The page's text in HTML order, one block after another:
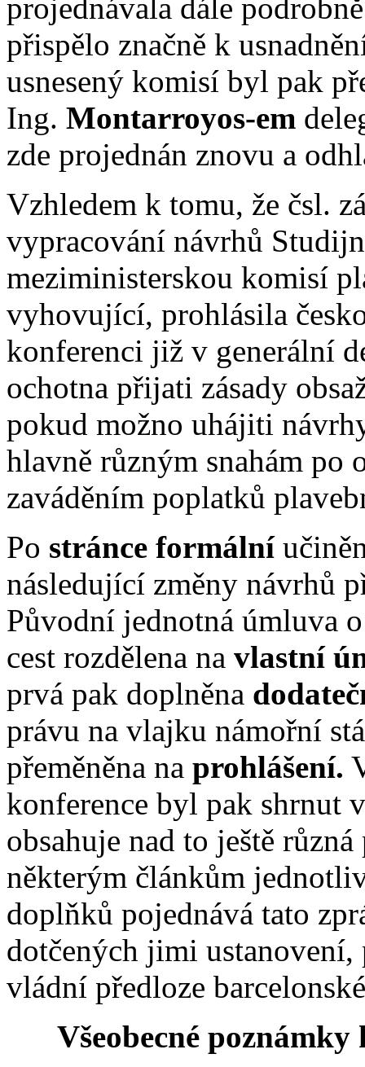
projednávala dále
přispělo značně k
usnesený komisí byl pak
Ing. Montarroyos-em
zde projednán znovu a
Vzhledem k tomu, že čsl.
vypracování návrhů
meziministerskou komisí
vyhovující, prohlásila
konferenci již v generální
ochotna přijati zásady
pokud možno uhájiti
hlavně různým snahám po
zaváděním poplatků
Po stránce formální
následující změny návrhů
Původní jednotná úmluva
cest rozdělena na vlastní
prvá pak doplněna
právu na vlajku námořní
přeměněna na prohlášení.
konference byl pak shrnut
obsahuje nad to ještě
některým článkům
doplňků pojednává tato
dotčených jimi
vládní předloze
Všeobecné